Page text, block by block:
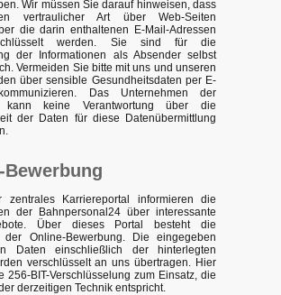
Wir müssen Sie darauf hinweisen, dass
vertraulicher Art über Web-Seiten
die darin enthaltenen E-Mail-Adressen
werden. Sie sind für die
der Informationen als Absender selbst
Vermeiden Sie bitte mit uns und unseren
über sensible Gesundheitsdaten per E-
Das Unternehmen der
kann keine Verantwortung über die
der Daten für diese Datenübermittlung
Bewerbung
zentrales Karriereportal informieren die
der Bahnpersonal24 über interessante
Über dieses Portal besteht die
der Online-Bewerbung. Die eingegeben
Daten einschließlich der hinterlegten
verschlüsselt an uns übertragen. Hier
256-BIT-Verschlüsselung zum Einsatz, die
derzeitigen Technik entspricht.